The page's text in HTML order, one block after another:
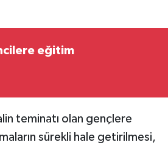
eğitim
teminatı olan gençlere
sürekli hale getirilmesi,